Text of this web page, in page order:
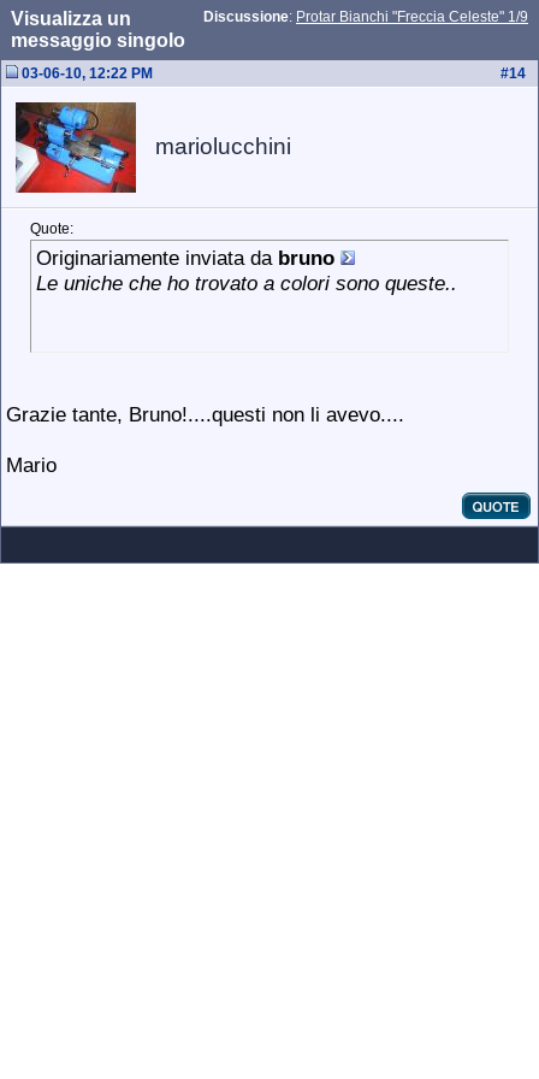
Discussione: Protar Bianchi "Freccia Celeste" 1/9
Visualizza un
messaggio singolo
#14
03-06-10, 12:22 PM
mariolucchini
Quote:
Originariamente inviata da bruno
Le uniche che ho trovato a colori sono queste..
Grazie tante, Bruno!....questi non li avevo....
Mario